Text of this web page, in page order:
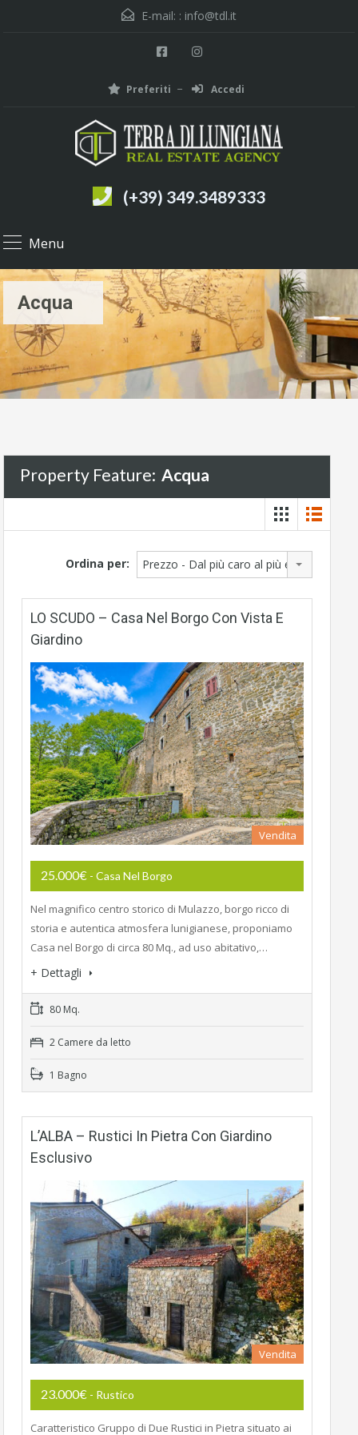
E-mail: : info@tdl.it
Preferiti Accedi
(+39) 349.3489333
Menu
Acqua
Property Feature: Acqua
Ordina per: Prezzo - Dal più caro al più economico
LO SCUDO – Casa Nel Borgo Con Vista E
Giardino
Vendita
25.000€ - Casa Nel Borgo
Nel magnifico centro storico di Mulazzo, borgo ricco di
storia e autentica atmosfera lunigianese, proponiamo
Casa nel Borgo di circa 80 Mq., ad uso abitativo,…
+ Dettagli
80 Mq.
2 Camere da letto
1 Bagno
L’ALBA – Rustici In Pietra Con Giardino
Esclusivo
Vendita
23.000€ - Rustico
Caratteristico Gruppo di Due Rustici in Pietra situato ai